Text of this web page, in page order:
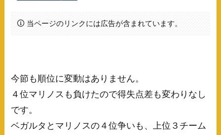
当ページのリンクには広告が含まれています。
今節も順位に変動はありません。
４位マリノスも負けたので得失点差も変わりなし
です。
ベガルタとマリノスの４位争いも、上位３チーム